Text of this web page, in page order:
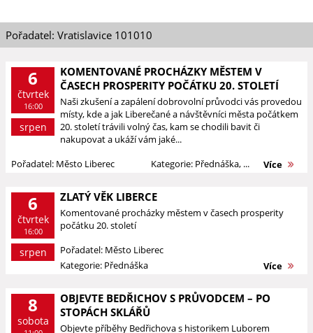
Pořadatel: Vratislavice 101010
6
čtvrtek
16:00
srpen
KOMENTOVANÉ PROCHÁZKY MĚSTEM V
ČASECH PROSPERITY POČÁTKU 20. STOLETÍ
Naši zkušení a zapálení dobrovolní průvodci vás provedou
místy, kde a jak Liberečané a návštěvníci města počátkem
20. století trávili volný čas, kam se chodili bavit či
nakupovat a ukáží vám jaké...
Pořadatel: Město Liberec
Kategorie: Přednáška, ... Více
6
čtvrtek
16:00
srpen
ZLATÝ VĚK LIBERCE
Komentované procházky městem v časech prosperity
počátku 20. století
Pořadatel: Město Liberec
Kategorie: Přednáška
Více
8
sobota
OBJEVTE BEDŘICHOV S PRŮVODCEM – PO
STOPÁCH SKLÁŘŮ
Objevte příběhy Bedřichova s historikem Luborem